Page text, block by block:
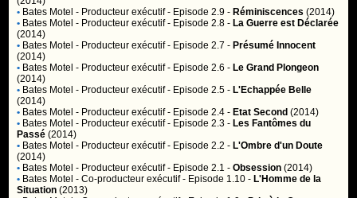
• Bates Motel - Producteur exécutif - Episode 2.9 - Réminiscences (2014)
• Bates Motel - Producteur exécutif - Episode 2.8 - La Guerre est Déclarée
(2014)
• Bates Motel - Producteur exécutif - Episode 2.7 - Présumé Innocent
(2014)
• Bates Motel - Producteur exécutif - Episode 2.6 - Le Grand Plongeon
(2014)
• Bates Motel - Producteur exécutif - Episode 2.5 - L'Echappée Belle
(2014)
• Bates Motel - Producteur exécutif - Episode 2.4 - Etat Second (2014)
• Bates Motel - Producteur exécutif - Episode 2.3 - Les Fantômes du
Passé (2014)
• Bates Motel - Producteur exécutif - Episode 2.2 - L'Ombre d'un Doute
(2014)
• Bates Motel - Producteur exécutif - Episode 2.1 -Obsession (2014)
• Bates Motel - Co-producteur exécutif - Episode 1.10 - L'Homme de la
Situation (2013)